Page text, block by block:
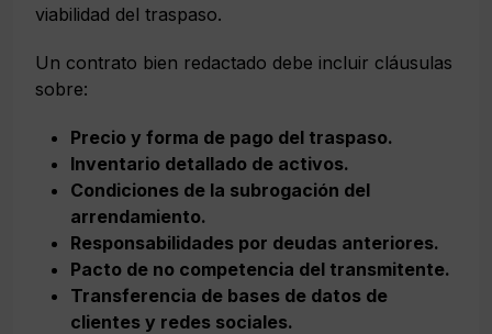
viabilidad del traspaso.
Un contrato bien redactado debe incluir cláusulas
sobre:
Precio y forma de pago del traspaso.
Inventario detallado de activos.
Condiciones de la subrogación del
arrendamiento.
Responsabilidades por deudas anteriores.
Pacto de no competencia del transmitente.
Transferencia de bases de datos de
clientes y redes sociales.